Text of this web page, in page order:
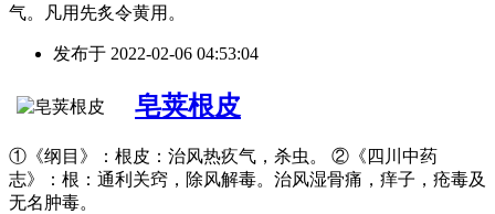
气。凡用先炙令黄用。
发布于 2022-02-06 04:53:04
皂荚根皮
①《纲目》：根皮：治风热疚气，杀虫。 ②《四川中药
志》：根：通利关窍，除风解毒。治风湿骨痛，痒子，疮毒及
无名肿毒。